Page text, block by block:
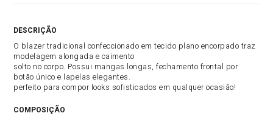
O blazer tradicional confeccionado em tecido plano encorpado traz
modelagem alongada e caimento
solto no corpo. Possui mangas longas, fechamento frontal por
botão único e lapelas elegantes.
perfeito para compor looks sofisticados em qualquer ocasião!
COMPOSIÇÃO